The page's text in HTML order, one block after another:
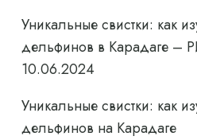
Уникальные свистки: как
дельфинов в Карадаге –
10.06.2024
Уникальные свистки: как
дельфинов на Карадаге